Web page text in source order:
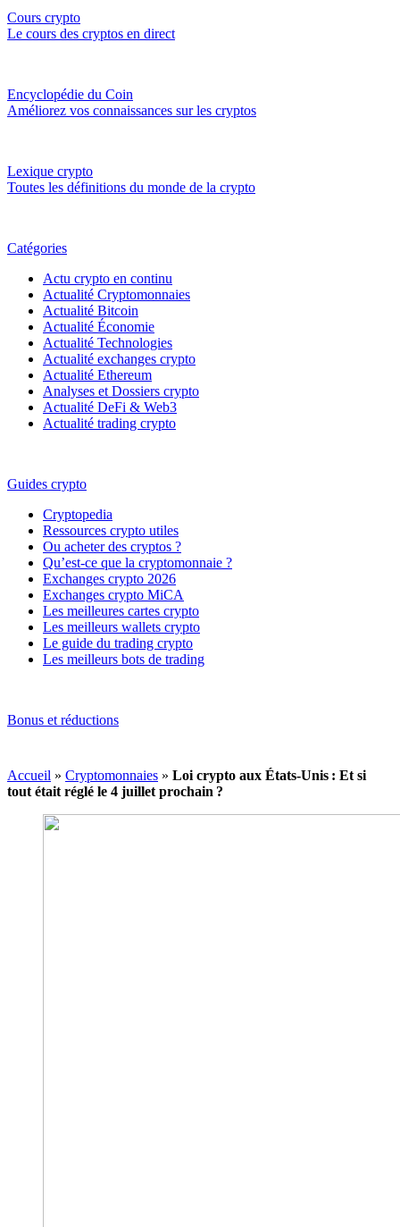
Cours crypto
Le cours des cryptos en direct
Encyclopédie du Coin
Améliorez vos connaissances sur les cryptos
Lexique crypto
Toutes les définitions du monde de la crypto
Catégories
Actu crypto en continu
Actualité Cryptomonnaies
Actualité Bitcoin
Actualité Économie
Actualité Technologies
Actualité exchanges crypto
Actualité Ethereum
Analyses et Dossiers crypto
Actualité DeFi & Web3
Actualité trading crypto
Guides crypto
Cryptopedia
Ressources crypto utiles
Ou acheter des cryptos ?
Qu’est-ce que la cryptomonnaie ?
Exchanges crypto 2026
Exchanges crypto MiCA
Les meilleures cartes crypto
Les meilleurs wallets crypto
Le guide du trading crypto
Les meilleurs bots de trading
Bonus et réductions
Accueil » Cryptomonnaies » Loi crypto aux États-Unis : Et si
tout était réglé le 4 juillet prochain ?